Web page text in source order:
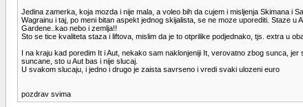
Jedina zamerka, koja mozda i nije mala, a voleo bih da cujem i misljenja Skimana i
Wagrainu i taj, po meni bitan aspekt jednog skijalista, se ne moze uporediti. Staze
Gardene..kao nebo i zemlja!!
Sto se tice kvaliteta staza i liftova, mislim da je to otprilike podjednako, tjs. extra u
I na kraju kad poredim It i Aut, nekako sam naklonjeniji It, verovatno zbog sunca,
suncane, sto u Aut bas i nije slucaj.
U svakom slucaju, i jedno i drugo je zaista savrseno i vredi svaki ulozeni euro
pozdrav svima